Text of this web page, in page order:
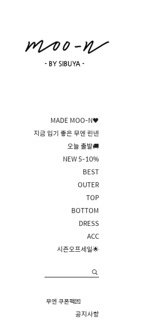
MADE MOO-N🖤
지금 입기 좋은 무엔 린넨
오늘 출발🚚
NEW 5-10%
BEST
OUTER
TOP
BOTTOM
DRESS
ACC
시즌오프세일🌟
무엔 쿠폰팩💌
공지사항